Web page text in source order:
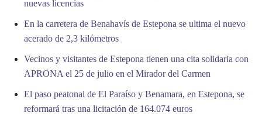
nuevas licencias
En la carretera de Benahavís de Estepona se ultima el nuevo
acerado de 2,3 kilómetros
Vecinos y visitantes de Estepona tienen una cita solidaria con
APRONA el 25 de julio en el Mirador del Carmen
El paso peatonal de El Paraíso y Benamara, en Estepona, se
reformará tras una licitación de 164.074 euros